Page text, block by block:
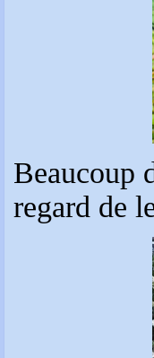
Beaucoup
regard de